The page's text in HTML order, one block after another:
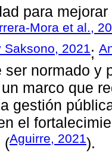
para
Mora et al.,
Saksono, 2021;
ser normado y
marco que
gestión
el
(Aguirre, 2021).